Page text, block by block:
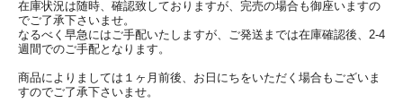
在庫状況は随時、確認致しておりますが、完売の場合も御座いますの
でご了承下さいませ。
なるべく早急にはご手配いたしますが、ご発送までは在庫確認後、2-4
週間でのご手配となります。
商品によりましては１ヶ月前後、お日にちをいただく場合もございま
すのでご了承下さいませ。